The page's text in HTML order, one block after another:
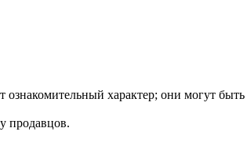
характер; они могут
продавцов.